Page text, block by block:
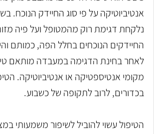
אנטיביוטיקה על פי סוג החיידק הנוכח.
נלקחת דגימת רוק מהמטופל ועל פיה
החיידקים הנוכחים בחלל הפה, כמותם
לאחר בחינת הדגימה במעבדה מותאם
מקומי אנטיספטיקה או אנטיביוטיקה.
בכדורים, לרוב לתקופה של כשבוע.
הטיפול עשוי להוביל לשיפור משמעותי